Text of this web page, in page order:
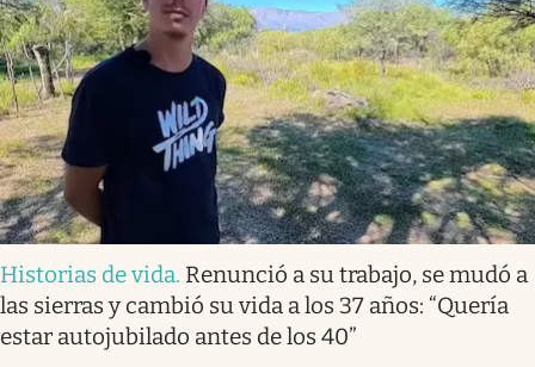
Historias de vida. Renunció a su trabajo, se mudó a
las sierras y cambió su vida a los 37 años: “Quería
estar autojubilado antes de los 40”